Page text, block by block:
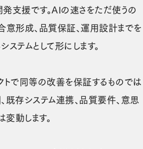
支援です。AIの速さをただ使うの
意形成、品質保証、運用設計までを
ステムとして形にします。
トで同等の改善を保証するものでは
既存システム連携、品質要件、意思
動します。